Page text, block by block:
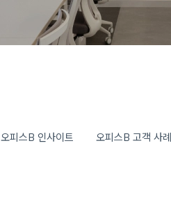
오피스B 인사이트 오피스B 고객 사례